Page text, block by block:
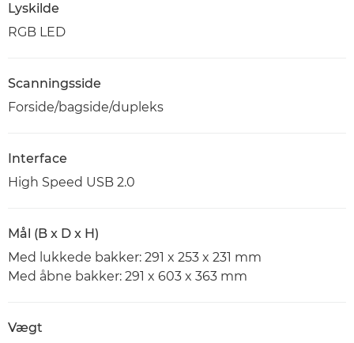
Lyskilde
RGB LED
Scanningsside
Forside/bagside/dupleks
Interface
High Speed USB 2.0
Mål (B x D x H)
Med lukkede bakker: 291 x 253 x 231 mm
Med åbne bakker: 291 x 603 x 363 mm
Vægt